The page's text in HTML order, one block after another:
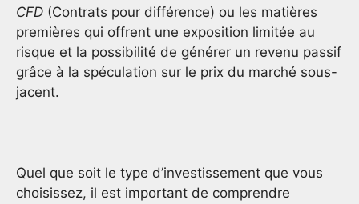
CFD (Contrats pour différence) ou les matières
premières qui offrent une exposition limitée au
risque et la possibilité de générer un revenu passif
grâce à la spéculation sur le prix du marché sous-
jacent.
Quel que soit le type d’investissement que vous
choisissez, il est important de comprendre